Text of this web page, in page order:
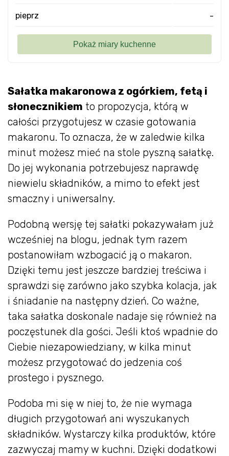
Sałatka makaronowa z ogórkiem, fetą i
słonecznikiem to propozycja, którą w
całości przygotujesz w czasie gotowania
makaronu. To oznacza, że w zaledwie kilka
minut możesz mieć na stole pyszną sałatkę.
Do jej wykonania potrzebujesz naprawdę
niewielu składników, a mimo to efekt jest
smaczny i uniwersalny.
Podobną wersję tej sałatki pokazywałam już
wcześniej na blogu, jednak tym razem
postanowiłam wzbogacić ją o makaron.
Dzięki temu jest jeszcze bardziej treściwa i
sprawdzi się zarówno jako szybka kolacja, jak
i śniadanie na następny dzień. Co ważne,
taka sałatka doskonale nadaje się również na
poczęstunek dla gości. Jeśli ktoś wpadnie do
Ciebie niezapowiedziany, w kilka minut
możesz przygotować do jedzenia coś
prostego i pysznego.
Podoba mi się w niej to, że nie wymaga
długich przygotowań ani wyszukanych
składników. Wystarczy kilka produktów, które
zazwyczaj mamy w kuchni. Dzięki dodatkowi
pieprz -